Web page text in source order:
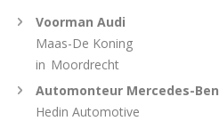
Voorman Audi
Maas-De Koning
in Moordrecht
Automonteur Mercedes-
Hedin Automotive